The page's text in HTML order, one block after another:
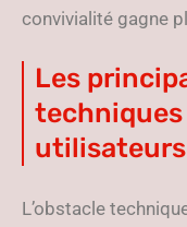
convivialité gagne
Les
utilisateurs
L’obstacle